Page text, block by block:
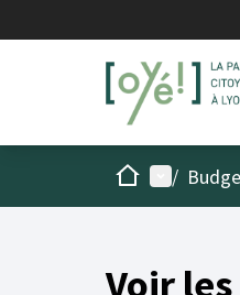
AccueilMenu
/
Voir